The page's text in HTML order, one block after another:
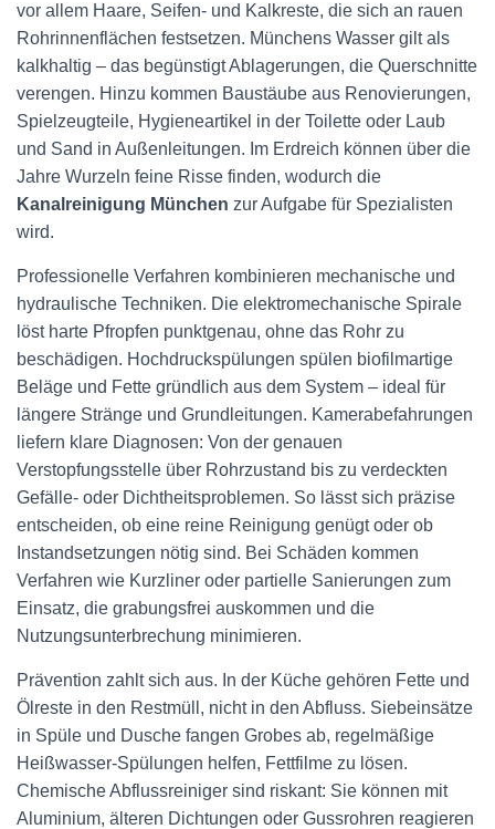
vor allem Haare, Seifen- und Kalkreste, die sich an rauen
Rohrinnenflächen festsetzen. Münchens Wasser gilt als
kalkhaltig – das begünstigt Ablagerungen, die Querschnitte
verengen. Hinzu kommen Baustäube aus Renovierungen,
Spielzeugteile, Hygieneartikel in der Toilette oder Laub
und Sand in Außenleitungen. Im Erdreich können über die
Jahre Wurzeln feine Risse finden, wodurch die
Kanalreinigung München zur Aufgabe für Spezialisten
wird.
Professionelle Verfahren kombinieren mechanische und
hydraulische Techniken. Die elektromechanische Spirale
löst harte Pfropfen punktgenau, ohne das Rohr zu
beschädigen. Hochdruckspülungen spülen biofilmartige
Beläge und Fette gründlich aus dem System – ideal für
längere Stränge und Grundleitungen. Kamerabefahrungen
liefern klare Diagnosen: Von der genauen
Verstopfungsstelle über Rohrzustand bis zu verdeckten
Gefälle- oder Dichtheitsproblemen. So lässt sich präzise
entscheiden, ob eine reine Reinigung genügt oder ob
Instandsetzungen nötig sind. Bei Schäden kommen
Verfahren wie Kurzliner oder partielle Sanierungen zum
Einsatz, die grabungsfrei auskommen und die
Nutzungsunterbrechung minimieren.
Prävention zahlt sich aus. In der Küche gehören Fette und
Ölreste in den Restmüll, nicht in den Abfluss. Siebeinsätze
in Spüle und Dusche fangen Grobes ab, regelmäßige
Heißwasser-Spülungen helfen, Fettfilme zu lösen.
Chemische Abflussreiniger sind riskant: Sie können mit
Aluminium, älteren Dichtungen oder Gussrohren reagieren